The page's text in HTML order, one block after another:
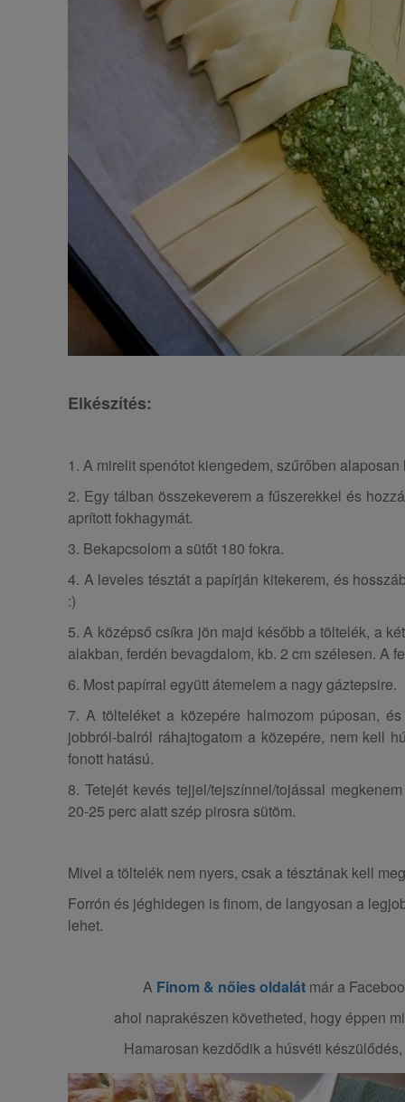
Elkészítés:
1. A mirelit spenótot kiengedem, szűrőben
2. Egy tálban összekeverem a fűszerekkel és
aprított fokhagymát.
3. Bekapcsolom a sütőt 180 fokra.
4. A leveles tésztát a papírján kitekerem, és
:)
5. A középső csíkra jön majd később a töltelék, a
alakban, ferdén bevagdalom, kb. 2 cm szélesen. A
6. Most papírral együtt átemelem a nagy gáztepsire.
7. A tölteléket a közepére halmozom púposan,
jobbról-balról ráhajtogatom a közepére, nem kell
fonott hatású.
8. Tetejét kevés tejjel/tejszínnel/tojással
20-25 perc alatt szép pirosra sütöm.
Mivel a töltelék nem nyers, csak a tésztának kell
Forrón és jéghidegen is finom, de langyosan a
lehet.
A Finom & nőies oldalát már a
ahol naprakészen követheted, hogy éppen
Hamarosan kezdődik a húsvéti